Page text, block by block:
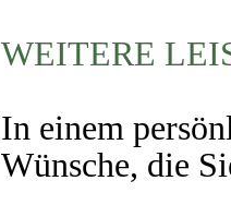
WEITERE
In einem
Wünsche, die